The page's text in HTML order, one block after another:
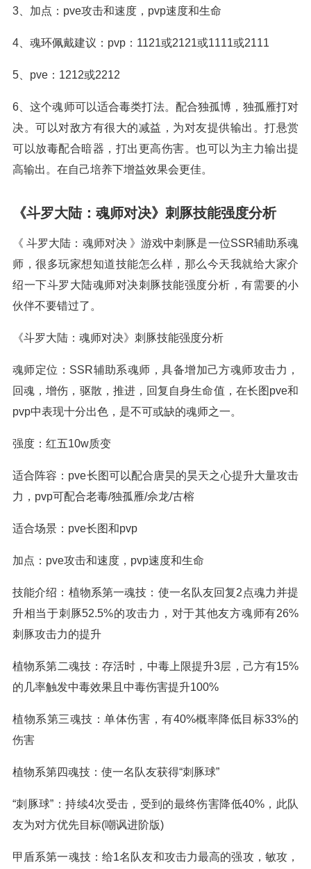
3、加点：pve攻击和速度，pvp速度和生命
4、魂环佩戴建议：pvp：1121或2121或1111或2111
5、pve：1212或2212
6、这个魂师可以适合毒类打法。配合独孤博，独孤雁打对
决。可以对敌方有很大的减益，为对友提供输出。打悬赏
可以放毒配合暗器，打出更高伤害。也可以为主力输出提
高输出。在自己培养下增益效果会更佳。
《斗罗大陆：魂师对决》刺豚技能强度分析
《 斗罗大陆：魂师对决 》游戏中刺豚是一位SSR辅助系魂
师，很多玩家想知道技能怎么样，那么今天我就给大家介
绍一下斗罗大陆魂师对决刺豚技能强度分析，有需要的小
伙伴不要错过了。
《斗罗大陆：魂师对决》刺豚技能强度分析
魂师定位：SSR辅助系魂师，具备增加己方魂师攻击力，
回魂，增伤，驱散，推进，回复自身生命值，在长图pve和
pvp中表现十分出色，是不可或缺的魂师之一。
强度：红五10w质变
适合阵容：pve长图可以配合唐昊的昊天之心提升大量攻击
力，pvp可配合老毒/独孤雁/佘龙/古榕
适合场景：pve长图和pvp
加点：pve攻击和速度，pvp速度和生命
技能介绍：植物系第一魂技：使一名队友回复2点魂力并提
升相当于刺豚52.5%的攻击力，对于其他友方魂师有26%
刺豚攻击力的提升
植物系第二魂技：存活时，中毒上限提升3层，己方有15%
的几率触发中毒效果且中毒伤害提升100%
植物系第三魂技：单体伤害，有40%概率降低目标33%的
伤害
植物系第四魂技：使一名队友获得“刺豚球”
“刺豚球”：持续4次受击，受到的最终伤害降低40%，此队
友为对方优先目标(嘲讽进阶版)
甲盾系第一魂技：给1名队友和攻击力最高的强攻，敏攻，